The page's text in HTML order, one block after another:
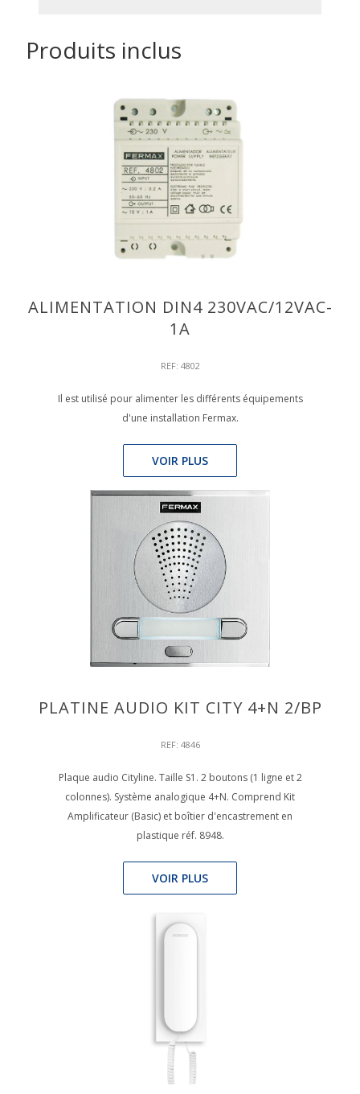
Produits inclus
ALIMENTATION DIN4 230VAC/12VAC-
1A
REF: 4802
Il est utilisé pour alimenter les différents équipements
d'une installation Fermax.
VOIR PLUS
PLATINE AUDIO KIT CITY 4+N 2/BP
REF: 4846
Plaque audio Cityline. Taille S1. 2 boutons (1 ligne et 2
colonnes). Système analogique 4+N. Comprend Kit
Amplificateur (Basic) et boîtier d'encastrement en
plastique réf. 8948.
VOIR PLUS